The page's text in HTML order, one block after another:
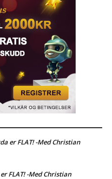
er FLAT! -Med Christian
FLAT! -Med Christian